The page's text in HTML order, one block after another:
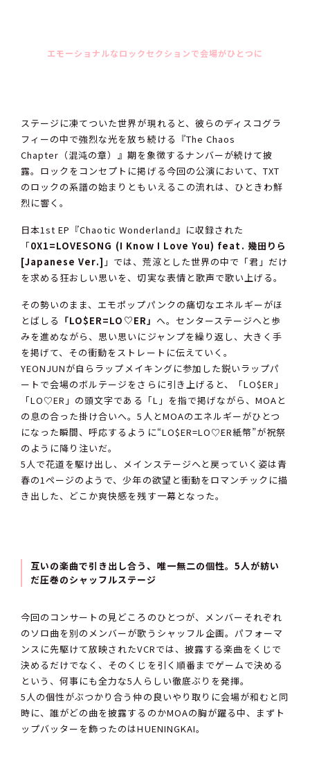
エモーショナルなロックセクションで会場がひとつに
ステージに凍てついた世界が現れると、彼らのディスコグラ
フィーの中で強烈な光を放ち続ける『The Chaos
Chapter（混沌の章）』期を象徴するナンバーが続けて披
露。ロックをコンセプトに掲げる今回の公演において、TXT
のロックの系譜の始まりともいえるこの流れは、ひときわ鮮
烈に響く。
日本1st EP『Chaotic Wonderland』に収録された
「0X1=LOVESONG (I Know I Love You) feat. 幾田りら
[Japanese Ver.] 」では、荒涼とした世界の中で「君」だけ
を求める狂おしい思いを、切実な表情と歌声で歌い上げる。
その勢いのまま、エモポップパンクの痛切なエネルギーがほ
とばしる 「LO$ER=LO♡ER」 へ。センターステージへと歩
みを進めながら、思い思いにジャンプを繰り返し、大きく手
を掲げて、その衝動をストレートに伝えていく。
YEONJUNが自らラップメイキングに参加した鋭いラップパ
ートで会場のボルテージをさらに引き上げると、「LO$ER」
「LO♡ER」の頭文字である「L」を指で掲げながら、MOAと
の息の合った掛け合いへ。5人とMOAのエネルギーがひとつ
になった瞬間、呼応するように“LO$ER=LO♡ER紙幣”が祝祭
のように降り注いだ。
5人で花道を駆け出し、メインステージへと戻っていく姿は青
春の1ページのようで、少年の欲望と衝動をロマンチックに描
き出した、どこか爽快感を残す一幕となった。
互いの楽曲で引き出し合う、唯一無二の個性。5人が紡い
だ圧巻のシャッフルステージ
今回のコンサートの見どころのひとつが、メンバーそれぞれ
のソロ曲を別のメンバーが歌うシャッフル企画。パフォーマ
ンスに先駆けて放映されたVCRでは、披露する楽曲をくじで
決めるだけでなく、そのくじを引く順番までゲームで決める
という、何事にも全力な5人らしい徹底ぶりを発揮。
5人の個性がぶつかり合う仲の良いやり取りに会場が和むと同
時に、誰がどの曲を披露するのかMOAの胸が躍る中、まずト
ップバッターを飾ったのはHUENINGKAI。